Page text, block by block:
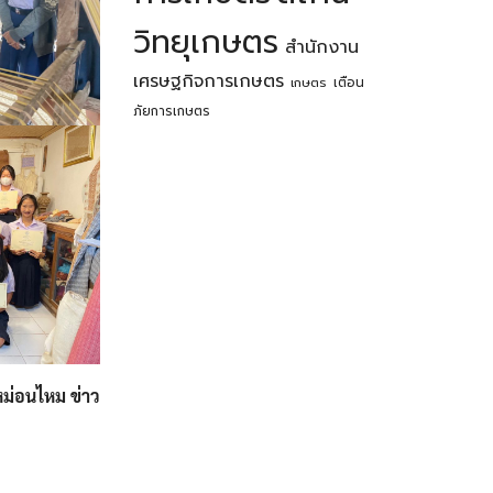
อนไหม ข่าว
วิทยุเกษตร สำนักงาน
เศรษฐกิจการเกษตร เกษตร เตือน
ภัยการเกษตร